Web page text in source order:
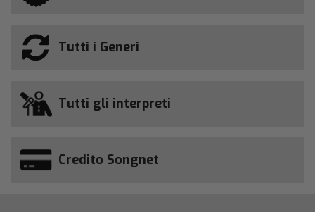
Tutti i Generi
Tutti gli interpreti
Credito Songnet